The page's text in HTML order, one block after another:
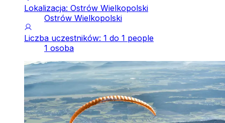
Lokalizacja: Ostrów Wielkopolski
Ostrów Wielkopolski
Liczba uczestników: 1 do 1 people
1 osoba